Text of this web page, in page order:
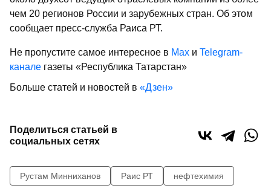
чем 20 регионов России и зарубежных стран. Об этом
сообщает пресс-служба Раиса РТ.
Не пропустите самое интересное в Max и Telegram-
канале газеты «Республика Татарстан»
Больше статей и новостей в «Дзен»
Поделиться статьей в
социальных сетях
Рустам Минниханов Раис РТ нефтехимия